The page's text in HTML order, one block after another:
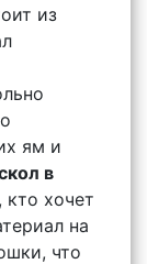
из
ям и
в
кто хочет
на
что